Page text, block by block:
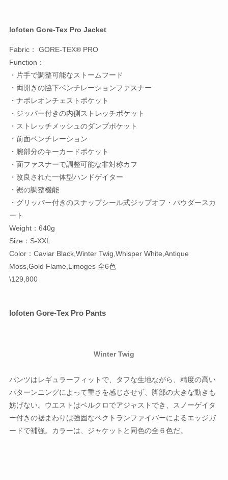
lofoten Gore-Tex Pro Jacket
Fabric： GORE-TEX® PRO
Function：
・片手で調整可能なストームフード
・両開きの脇下ベンチレーションファスナー
・ナポレオンチェストポケット
・ジッパー付きの内側ストレッチポケット
・ストレッチメッシュのダンプポケット
・前面ベンチレーション
・腕部分のキーカードポケット
・面ファスナーで調整可能な非対称カフ
・改良された一体型ハンドゲイター
・裾の調整機能
・グリッパー付きのスナップシール式ジップオフ・パウダースカ
ート
Weight：640g
Size：S-XXL
Color：Caviar Black,Winter Twig,Whisper White,Antique
Moss,Gold Flame,Limoges 全6色
\129,800
lofoten Gore-Tex Pro Pants
Winter Twig
パンツはレギュラーフィットで、タフな生地ながら、精度の高い
パターンニングによって重さを感じさせず、脚部の大きな動きも
妨げない。ウエストはベルクロでアジャストでき、スノーゲイタ
ー付きの裾まわりは強固なベクトランファイバーによるエッジガ
ードで補強。カラーは、ジャケットと同色の全６色だ。